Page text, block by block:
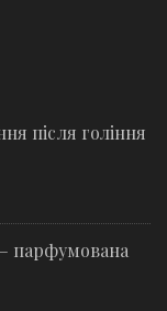
після гоління
парфумована